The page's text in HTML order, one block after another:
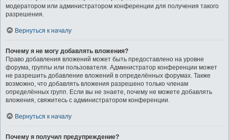
модератором или администратором конференции для получения такого
разрешения.
Вернуться к началу
Почему я не могу добавлять вложения?
Право добавления вложений может быть предоставлено на уровне
форума, группы или пользователя. Администратор конференции может
не разрешить добавление вложений в определённых форумах. Также
возможно, что добавлять вложения разрешено только членам
определённых групп. Если вы не знаете, почему не можете добавлять
вложения, свяжитесь с администратором конференции.
Вернуться к началу
Почему я получил предупреждение?